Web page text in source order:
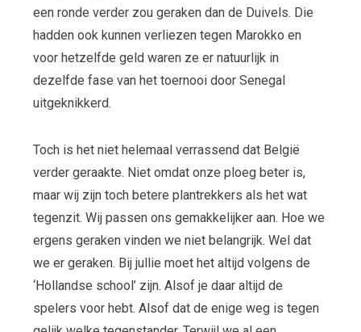
een ronde verder zou geraken dan de Duivels. Die
hadden ook kunnen verliezen tegen Marokko en
voor hetzelfde geld waren ze er natuurlijk in
dezelfde fase van het toernooi door Senegal
uitgeknikkerd.
Toch is het niet helemaal verrassend dat België
verder geraakte. Niet omdat onze ploeg beter is,
maar wij zijn toch betere plantrekkers als het wat
tegenzit. Wij passen ons gemakkelijker aan. Hoe we
ergens geraken vinden we niet belangrijk. Wel dat
we er geraken. Bij jullie moet het altijd volgens de
‘Hollandse school’ zijn. Alsof je daar altijd de
spelers voor hebt. Alsof dat de enige weg is tegen